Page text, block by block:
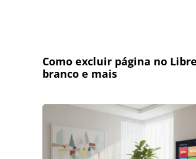
Como excluir página no
branco e mais